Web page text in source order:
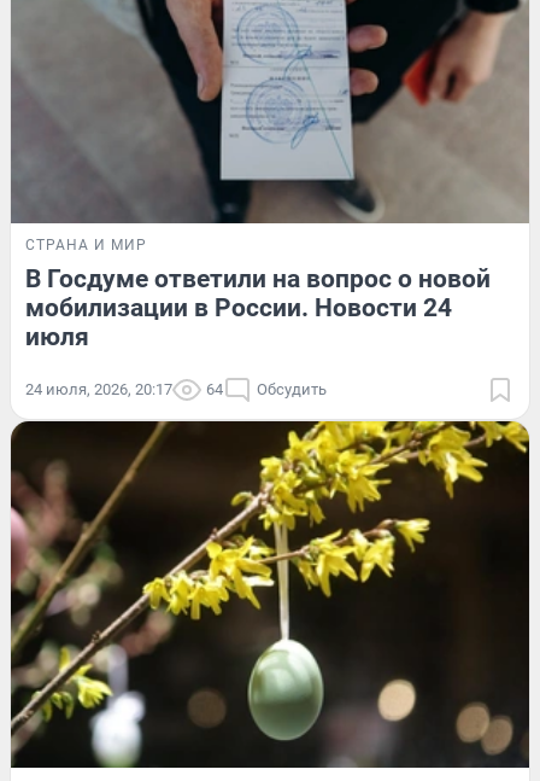
СТРАНА И МИР
В Госдуме ответили на вопрос о новой
мобилизации в России. Новости 24
июля
24 июля, 2026, 20:17 64 Обсудить